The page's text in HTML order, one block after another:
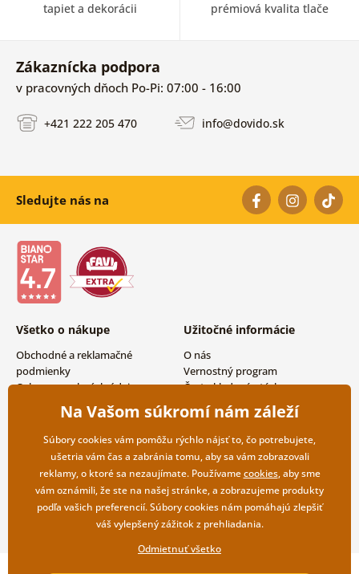
tapiet a dekorácii prémiová kvalita tlače
Zákaznícka podpora
v pracovných dňoch Po-Pi: 07:00 - 16:00
+421 222 205 470 info@dovido.sk
Sledujte nás na
Všetko o nákupe
Obchodné a reklamačné
podmienky
Ochrana osobných údajov
Možnosti dopravy a platby
Vrátenie tovaru
Užitočné informácie
O nás
Vernostný program
Často kladené otázky
Magazín
Kontakty
Veľkoobchodná spolupráca
Na Vašom súkromí nám záleží
Súbory cookies vám pomôžu rýchlo nájsť to, čo potrebujete,
ušetria vám čas a zabránia tomu, aby sa vám zobrazovali
reklamy, o ktoré sa nezaujímate. Používamecookies, aby sme
vám oznámili, že ste na našej stránke, a zobrazujeme produkty
podľa vašich preferencií. Súbory cookies nám pomáhajú zlepšiť
váš vylepšený zážitok z prehliadania.
Odmietnuť všetko